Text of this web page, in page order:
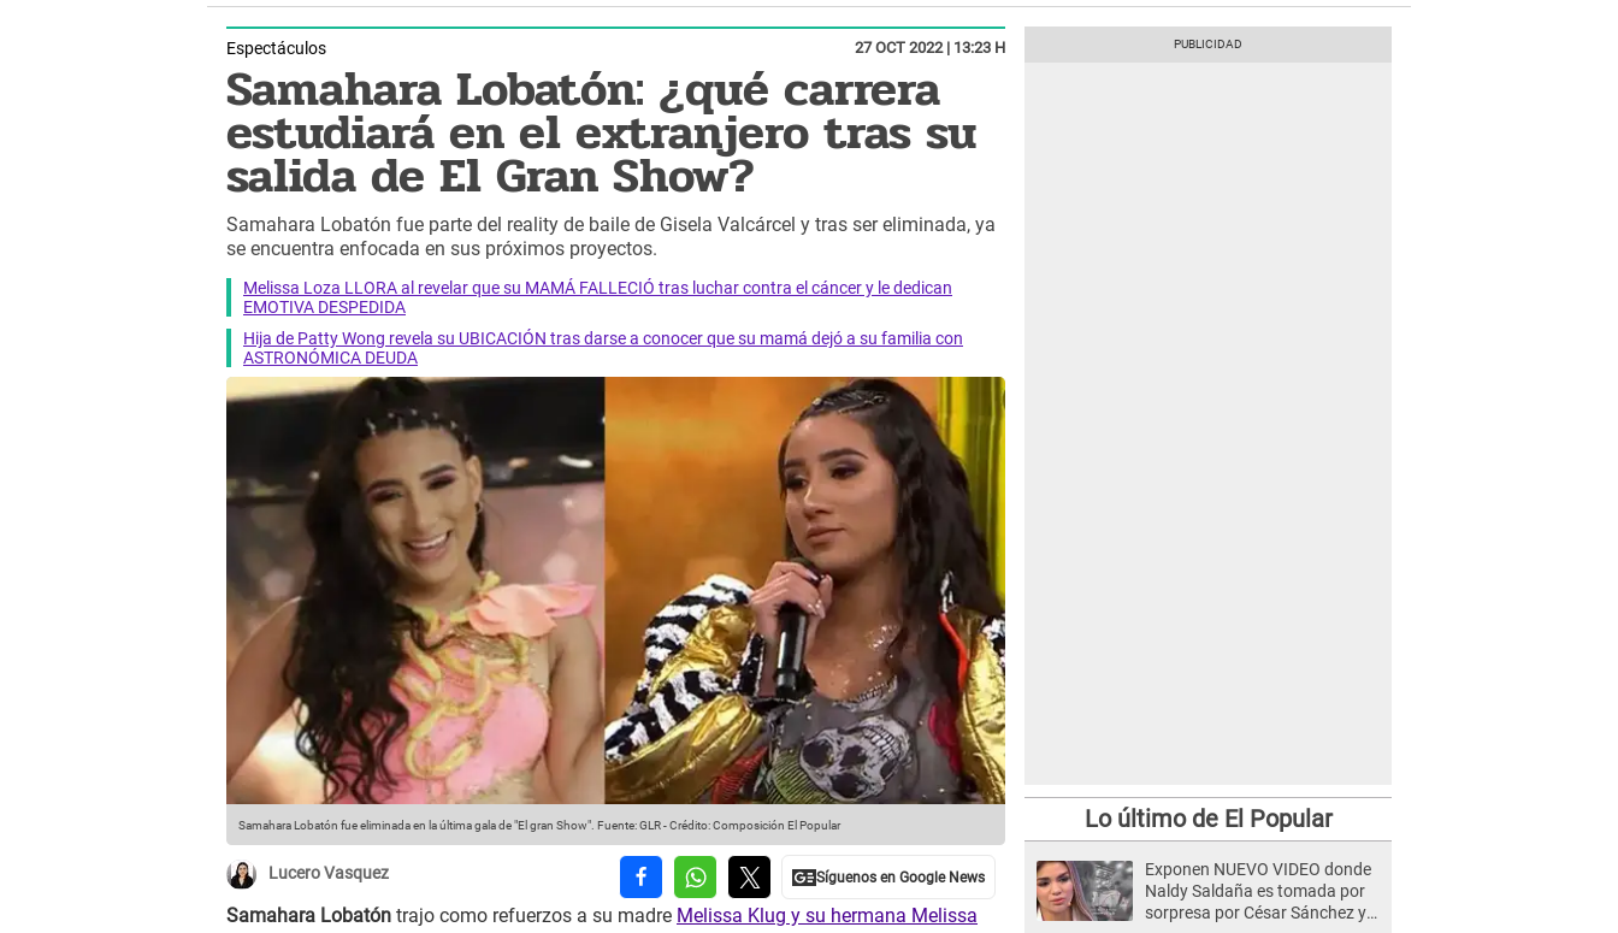
Espectáculos 27 OCT 2022 | 13:23 H
Samahara Lobatón: ¿qué carrera
estudiará en el extranjero tras su
salida de El Gran Show?
Samahara Lobatón fue parte del reality de baile de Gisela Valcárcel y tras ser eliminada, ya
se encuentra enfocada en sus próximos proyectos.
Melissa Loza LLORA al revelar que su MAMÁ FALLECIÓ tras luchar contra el cáncer y le dedican
EMOTIVA DESPEDIDA
Hija de Patty Wong revela su UBICACIÓN tras darse a conocer que su mamá dejó a su familia con
ASTRONÓMICA DEUDA
Samahara Lobatón fue eliminada en la última gala de "El gran Show". Fuente: GLR-Crédito: Composición El Popular
Lucero Vasquez
Samahara Lobatón trajo como refuerzos a su madre Melissa Klug y su hermana Melissa
Lo último de El Popular
Exponen NUEVO VIDEO donde
Naldy Saldaña es tomada por
sorpresa por César Sánchez y